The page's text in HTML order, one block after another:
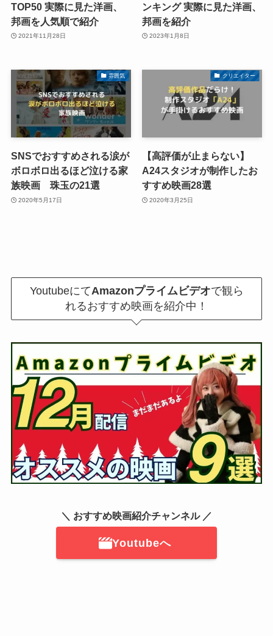
TOP50 実際に見た洋画、
邦画を人気順で紹介
2021年11月28日
ンキング 実際に見た洋画、
邦画を紹介
2023年1月8日
雰囲気
SNSでおすすめされる涙が
ボロボロ出るほど泣ける家
族映画 珠玉の21選
2020年5月17日
クリエイター
【高評価が止まらない】
A24スタジオが制作したお
すすめ映画28選
2020年3月25日
YoutubeにてAmazonプライムビデオで観ら
れるおすすめ映画を紹介中！
＼ おすすめ映画紹介チャンネル ／
Youtubeへ